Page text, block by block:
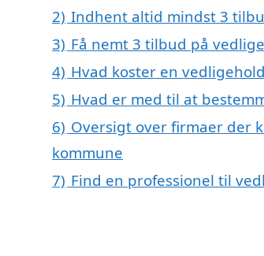
2) Indhent altid mindst 3
3) Få nemt 3 tilbud på
4) Hvad koster en
5) Hvad er med til at
6) Oversigt over firmaer der
kommune
7) Find en professionel til